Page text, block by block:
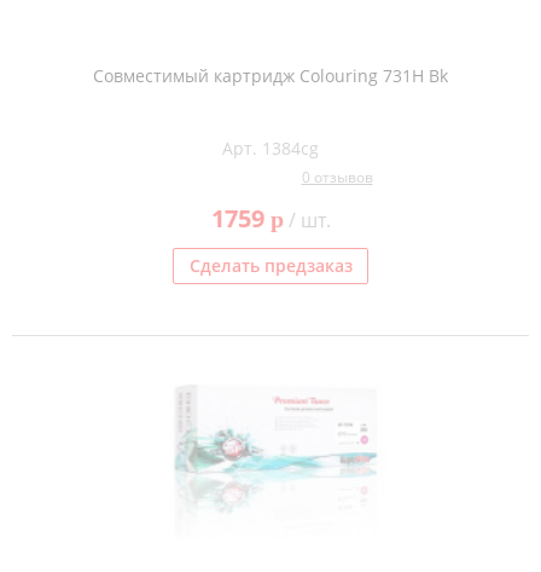
Совместимый картридж Colouring 731H Bk
Арт. 1384cg
0 отзывов
1759 p/ шт.
Сделать предзаказ